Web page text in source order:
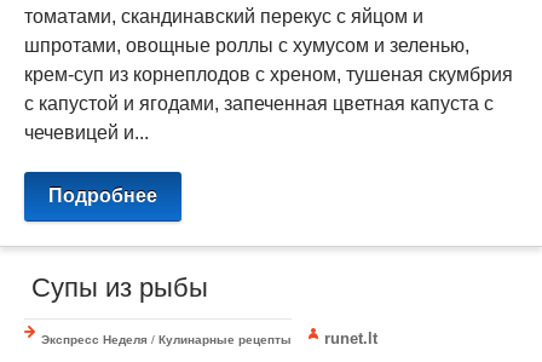
томатами, скандинавский перекус с яйцом и
шпротами, овощные роллы с хумусом и зеленью,
крем-суп из корнеплодов с хреном, тушеная скумбрия
с капустой и ягодами, запеченная цветная капуста с
чечевицей и...
Подробнее
​ Супы из рыбы
Экспресс Неделя / Кулинарные рецепты runet.lt